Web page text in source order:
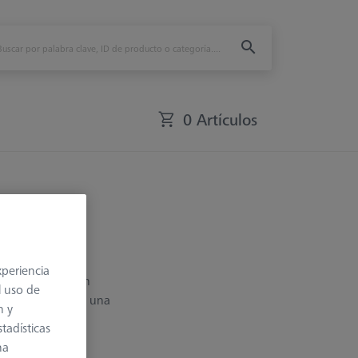
0 Artículos
y taladros. Sin
se consigue una
uso de
y